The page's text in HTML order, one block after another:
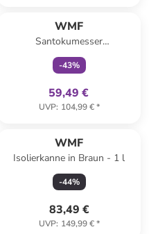
WMF
Santokumesser
''Grandgourmet'' in Silber -
(L)32 cm
-43%
59,49 €
UVP: 104,99 €*
WMF
Isolierkanne in Braun - 1 l
-44%
83,49 €
UVP: 149,99 €*